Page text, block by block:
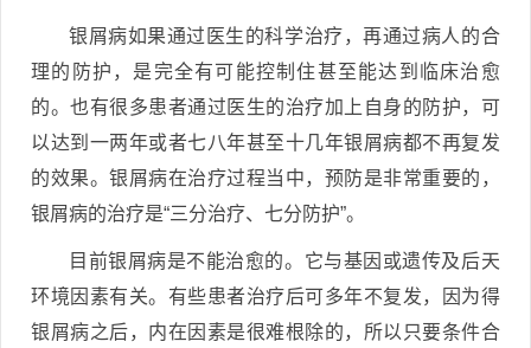
银屑病如果通过医生的科学治疗，再通过病人的合
理的防护，是完全有可能控制住甚至能达到临床治愈
的。也有很多患者通过医生的治疗加上自身的防护，可
以达到一两年或者七八年甚至十几年银屑病都不再复发
的效果。银屑病在治疗过程当中，预防是非常重要的，
银屑病的治疗是“三分治疗、七分防护”。
目前银屑病是不能治愈的。它与基因或遗传及后天
环境因素有关。有些患者治疗后可多年不复发，因为得
银屑病之后，内在因素是很难根除的，所以只要条件合